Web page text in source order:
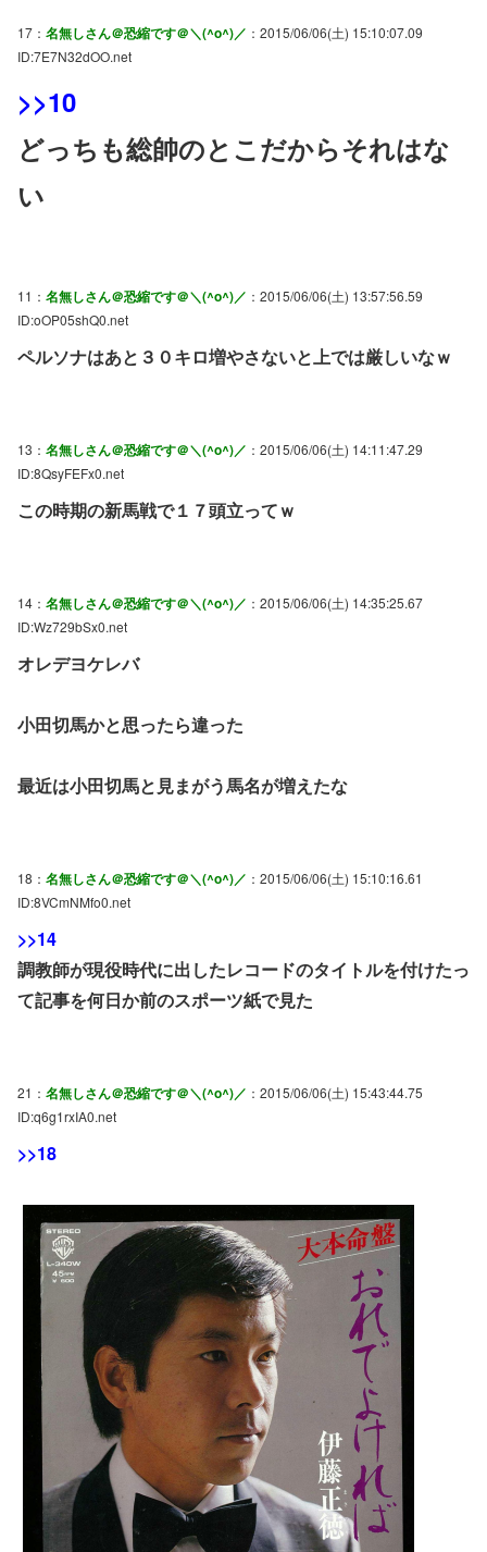
17： 名無しさん＠恐縮です＠＼(^o^)／ ：2015/06/06(土) 15:10:07.09
ID:7E7N32dOO.net
>>10
どっちも総帥のとこだからそれはな
い
11： 名無しさん＠恐縮です＠＼(^o^)／ ：2015/06/06(土) 13:57:56.59
ID:oOP05shQ0.net
ペルソナはあと３０キロ増やさないと上では厳しいなｗ
13： 名無しさん＠恐縮です＠＼(^o^)／ ：2015/06/06(土) 14:11:47.29
ID:8QsyFEFx0.net
この時期の新馬戦で１７頭立ってｗ
14： 名無しさん＠恐縮です＠＼(^o^)／ ：2015/06/06(土) 14:35:25.67
ID:Wz729bSx0.net
オレデヨケレバ
小田切馬かと思ったら違った
最近は小田切馬と見まがう馬名が増えたな
18： 名無しさん＠恐縮です＠＼(^o^)／ ：2015/06/06(土) 15:10:16.61
ID:8VCmNMfo0.net
>>14
調教師が現役時代に出したレコードのタイトルを付けたっ
て記事を何日か前のスポーツ紙で見た
21： 名無しさん＠恐縮です＠＼(^o^)／ ：2015/06/06(土) 15:43:44.75
ID:q6g1rxIA0.net
>>18